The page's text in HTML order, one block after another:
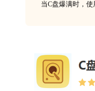
当C盘爆满时，